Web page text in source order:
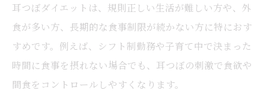
耳つぼダイエットは、規則正しい生活が難しい方や、外
食が多い方、長期的な食事制限が続かない方に特におす
すめです。例えば、シフト制勤務や子育て中で決まった
時間に食事を摂れない場合でも、耳つぼの刺激で食欲や
間食をコントロールしやすくなります。